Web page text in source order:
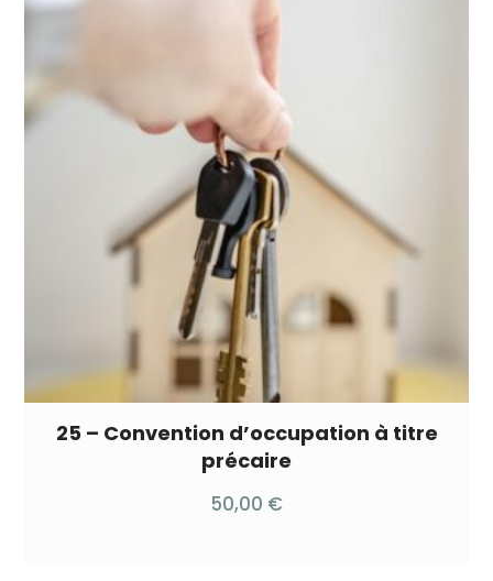
25 – Convention d’occupation à titre
précaire
50,00 €